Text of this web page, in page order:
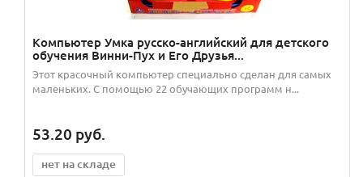
Компьютер Умка русско-английский для детского
обучения Винни-Пух и Его Друзья...
Этот красочный компьютер специально сделан для самых
маленьких. С помощью 22 обучающих программ н...
53.20 руб.
нет на складе